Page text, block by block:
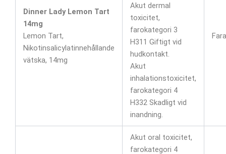
Dinner Lady Lemon Tart
14mg
Lemon Tart,
Nikotinsalicylatinnehållande
vätska, 14mg
Akut dermal
toxicitet,
farokategori 3
H311 Giftigt vid
hudkontakt.
Akut
inhalationstoxicitet,
farokategori 4
H332 Skadligt vid
inandning.
Fara
Akut oral toxicitet,
farokategori 4